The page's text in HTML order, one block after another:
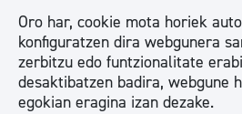
Oro har, cookie mota horiek
konfiguratzen dira webgunera
zerbitzu edo funtzionalitate
desaktibatzen badira, webgune
egokian eragina izan dezake.